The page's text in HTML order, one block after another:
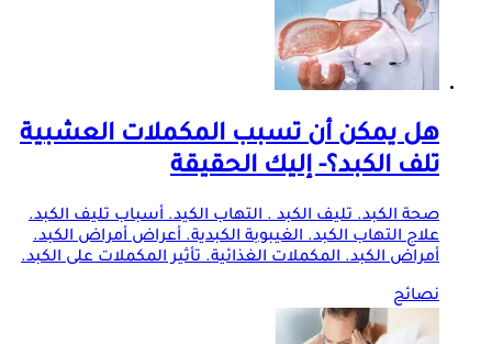
هل يمكن أن تسبب المكملات العشبية
تلف الكبد؟- إليك الحقيقة
صحة الكبد. تليف الكبد . التهاب الكيد. أسباب تليف الكبد.
علاج التهاب الكبد. الغيبوبة الكبدية. أعراض أمراض الكبد.
أمراض الكبد. المكملات الغذائية. تأثير المكملات على الكبد.
نصائح